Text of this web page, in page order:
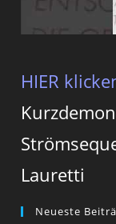
HIER
Lauretti
Neueste